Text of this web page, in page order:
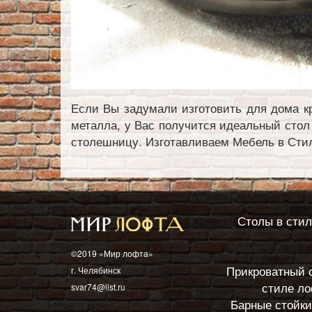
Если Вы задумали изготовить для дома
металла, у Вас получится идеальный
столешницу. Изготавливаем Мебель в
©2019 «Мир лофта»
г. Челябинск
svar74@list.ru
Столы в
Прикроватный
стиле
Барные